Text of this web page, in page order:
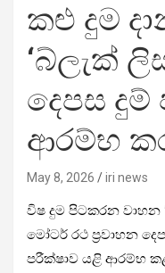
කළු දුම
‘බ්ලැක්
දෙපස
ආරම්භ
May 8, 2026 iri news
විෂ දුම පිට­ක­රන
මෝටර් රථ ප්‍රවා­හන
පරී­ක්ෂාව යළි ආරම්භ